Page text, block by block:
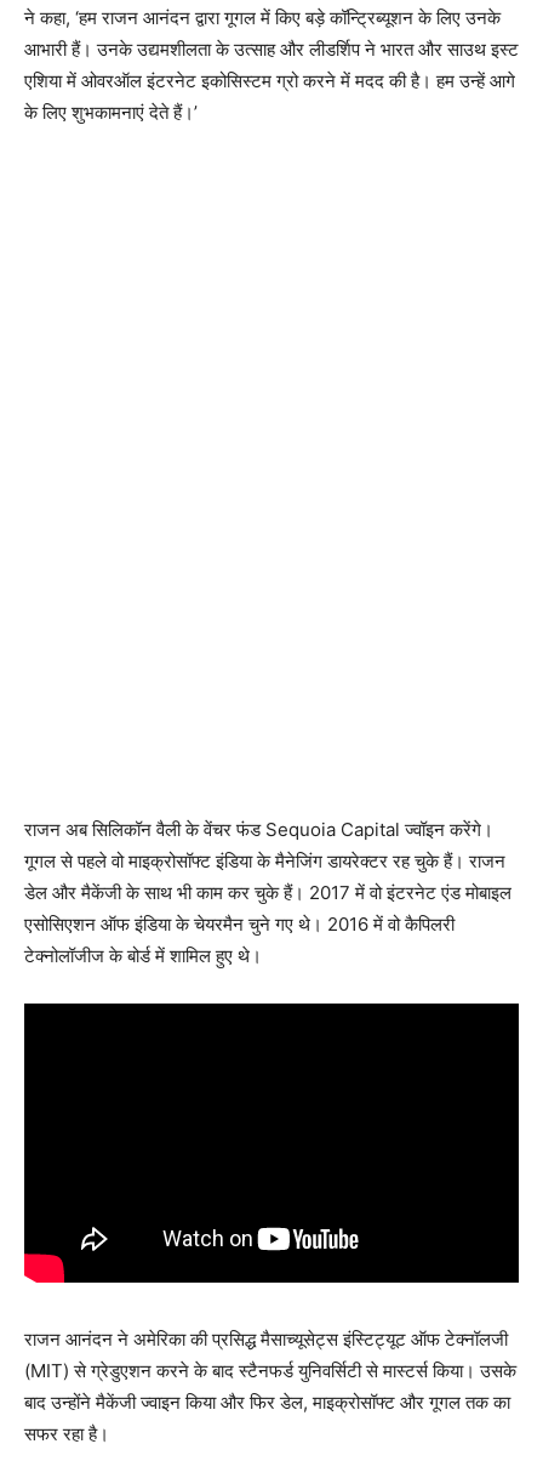
ने कहा, ‘हम राजन आनंदन द्वारा गूगल में किए बड़े कॉन्ट्रिब्यूशन के लिए उनके
आभारी हैं। उनके उद्यमशीलता के उत्साह और लीडर्शिप ने भारत और साउथ इस्ट
एशिया में ओवरऑल इंटरनेट इकोसिस्टम ग्रो करने में मदद की है। हम उन्हें आगे
के लिए शुभकामनाएं देते हैं।’
राजन अब सिलिकॉन वैली के वेंचर फंड Sequoia Capital ज्वॉइन करेंगे।
गूगल से पहले वो माइक्रोसॉफ्ट इंडिया के मैनेजिंग डायरेक्टर रह चुके हैं। राजन
डेल और मैकेंजी के साथ भी काम कर चुके हैं। 2017 में वो इंटरनेट एंड मोबाइल
एसोसिएशन ऑफ इंडिया के चेयरमैन चुने गए थे। 2016 में वो कैपिलरी
टेक्नोलॉजीज के बोर्ड में शामिल हुए थे।
राजन आनंदन ने अमेरिका की प्रसिद्ध मैसाच्यूसेट्स इंस्टिट्यूट ऑफ टेक्नॉलजी
(MIT) से ग्रेडुएशन करने के बाद स्टैनफर्ड युनिवर्सिटी से मास्टर्स किया। उसके
बाद उन्होंने मैकेंजी ज्वाइन किया और फिर डेल, माइक्रोसॉफ्ट और गूगल तक का
सफर रहा है।